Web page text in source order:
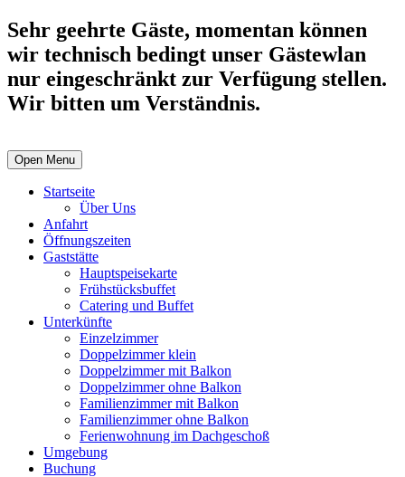
Sehr geehrte Gäste, momentan können
wir technisch bedingt unser Gästewlan
nur eingeschränkt zur Verfügung stellen.
Wir bitten um Verständnis.
Open Menu
Startseite
Über Uns
Anfahrt
Öffnungszeiten
Gaststätte
Hauptspeisekarte
Frühstücksbuffet
Catering und Buffet
Unterkünfte
Einzelzimmer
Doppelzimmer klein
Doppelzimmer mit Balkon
Doppelzimmer ohne Balkon
Familienzimmer mit Balkon
Familienzimmer ohne Balkon
Ferienwohnung im Dachgeschoß
Umgebung
Buchung